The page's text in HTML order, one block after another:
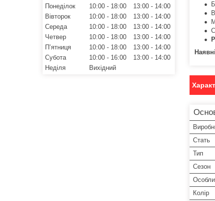
Стать
Тип
Сезон
Колір
Понеділок 10:00 18:00 13:00
14:00
Вівторок
10:00 18:00 13:00
14:00
Середа
10:00 18:00 13:00
14:00
Четвер
10:00 18:00 13:00
14:00
Пʼятниця
10:00 18:00 13:00
14:00
Субота
10:00 16:00 13:00
14:00
Неділя
Вихідний